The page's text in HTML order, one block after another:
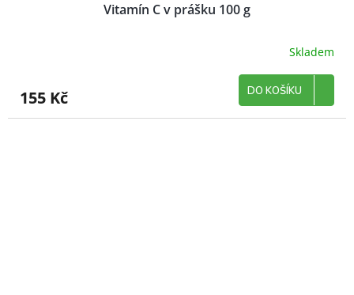
Vitamín C v prášku 100 g
Skladem
155 Kč DO KOŠÍKU